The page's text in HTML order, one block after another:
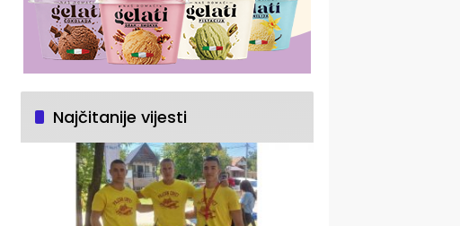
Najčitanije vijesti